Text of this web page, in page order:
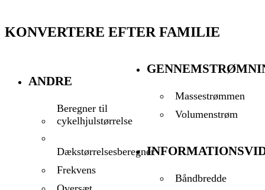
KONVERTERE EFTER FAMILIE
ANDRE
Beregner til
cykelhjulstørrelse
Dækstørrelsesberegner
Frekvens
Massestrømmen
Volumenstrøm
Båndbredde